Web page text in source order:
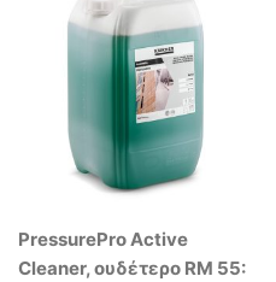
PressurePro Active
Cleaner, ουδέτερο RM 55: